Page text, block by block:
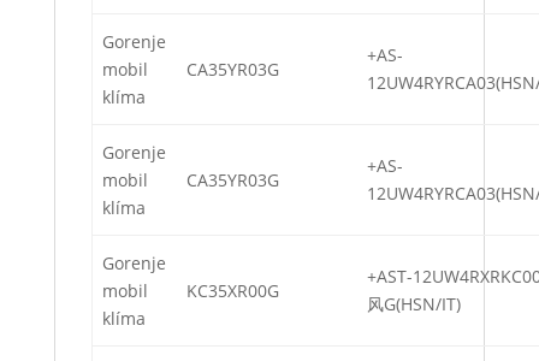
Gorenje
mobil
klíma
CA35YR03G
+AS-
Gorenje
mobil
klíma
CA35YR03G
+AS-
Gorenje
mobil
klíma
KC35XR00G
+AST-
风G(HSN/IT)